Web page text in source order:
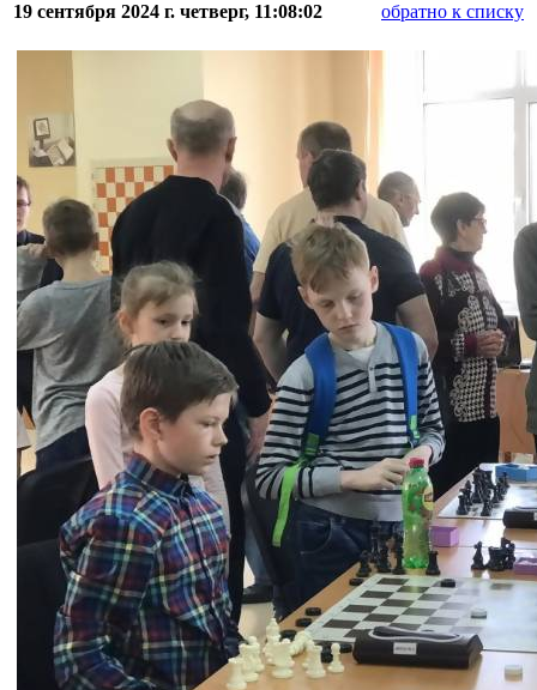
19 сентября 2024 г. четверг, 11:08:02
обратно к списку